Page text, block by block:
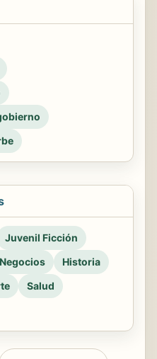
Juvenil Ficción
Historia
Salud